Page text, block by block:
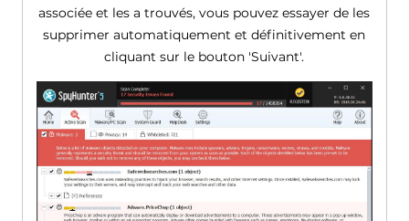
associée et les a trouvés, vous pouvez essayer de les
supprimer automatiquement et définitivement en
cliquant sur le bouton 'Suivant'.